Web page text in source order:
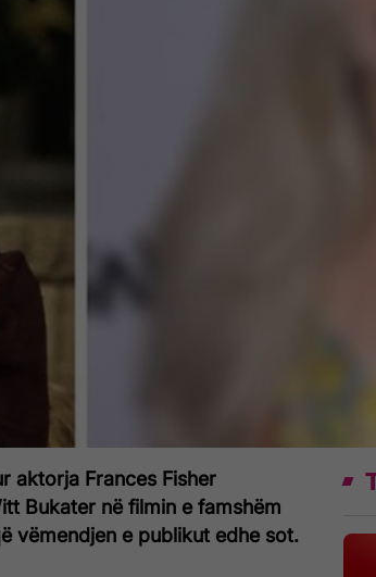
aktorja Frances Fisher
Bukater në filmin e famshëm
vëmendjen e publikut edhe sot.